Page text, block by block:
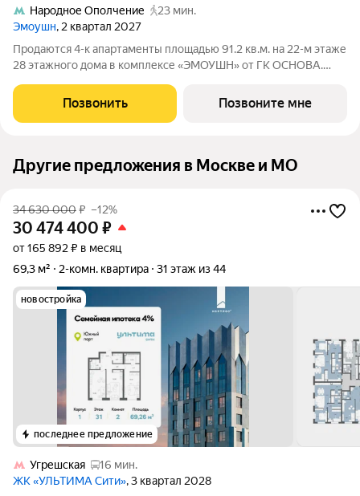
Народное Ополчение
23 мин.
Эмоушн, 2 квартал 2027
Продаются 4-к апартаменты площадью 91.2 кв.м. на 22-м этаже
28 этажного дома в комплексе «ЭМОУШН» от ГК ОСНОВА.
бизнес-класса в престижном районе Хорошёво-Мнёвники
(СЗАО), новый выразительный акцент
Позвонить Позвоните мне
Другие предложения в Москве и МО
34 630 000₽ –12%
30 474 400 ₽
от 165 892 ₽ в месяц
69,3 м²
2-комн. квартира 31 этаж из 44
новостройка
последнее предложение
Угрешская
16 мин.
ЖК «УЛЬТИМА Сити», 3 квартал 2028